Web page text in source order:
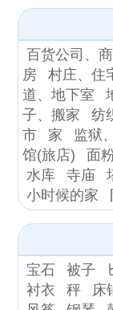
百货公司、
房
村庄、住
道、地下室
子、搬家
纺
市
家 监狱
馆(旅店)
面
水库
寺庙
小时候的家
宝石 被子
衬衣
秤 床